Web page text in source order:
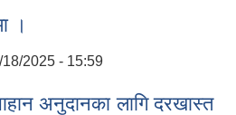
।
2025 - 15:59
अनुदानका लागि दरखास्त